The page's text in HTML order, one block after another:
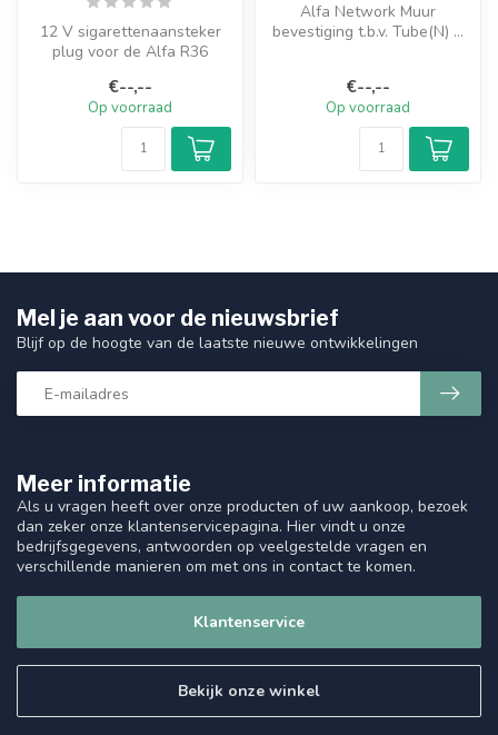
12 V sigarettenaansteker
plug voor de Alfa R36
ACR-12 sig...
€--,--
Op voorraad
Alfa Network Muur
bevestiging t.b.v. Tube(N) ...
€--,--
Op voorraad
Meer informatie
Als u vragen heeft over onze producten of uw aankoop, bezoek
dan zeker onze klantenservicepagina. Hier vindt u onze
bedrijfsgegevens, antwoorden op veelgestelde vragen en
verschillende manieren om met ons in contact te komen.
Klantenservice
Bekijk onze winkel
Mel je aan voor de nieuwsbrief
Blijf op de hoogte van de laatste nieuwe ontwikkelingen